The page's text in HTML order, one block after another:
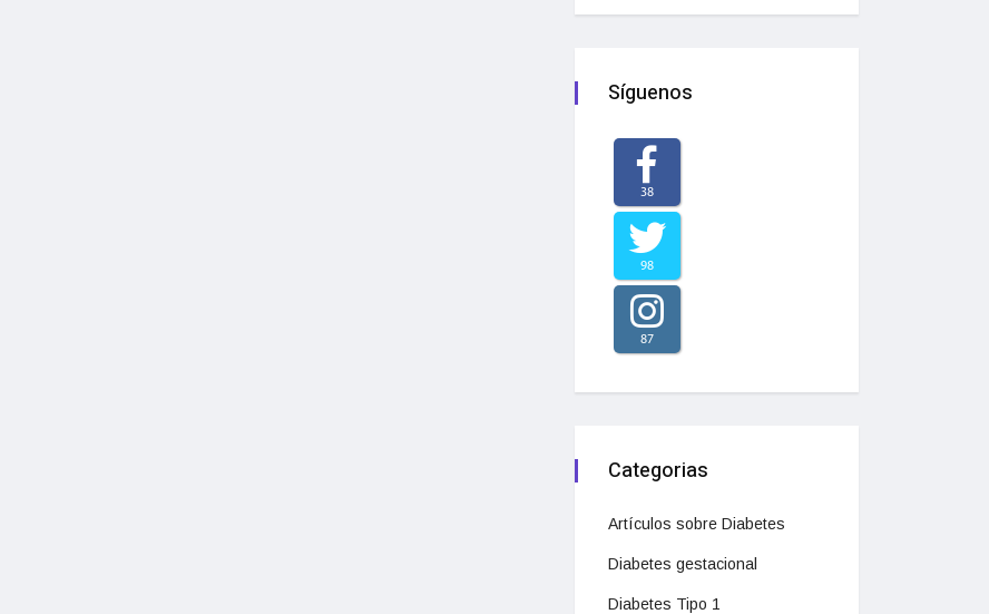
Síguenos
38
98
87
Categorias
Artículos sobre Diabetes
Diabetes gestacional
Diabetes Tipo 1